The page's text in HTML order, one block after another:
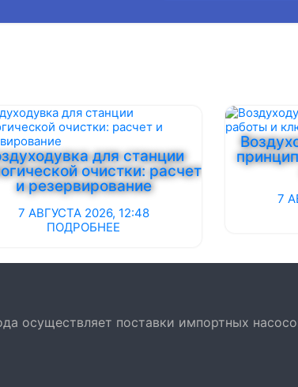
для станции
очистки: расчет
и резервирование
7 АВГУСТА 2026, 12:48
ПОДРОБНЕЕ
7
осуществляет поставки импортных